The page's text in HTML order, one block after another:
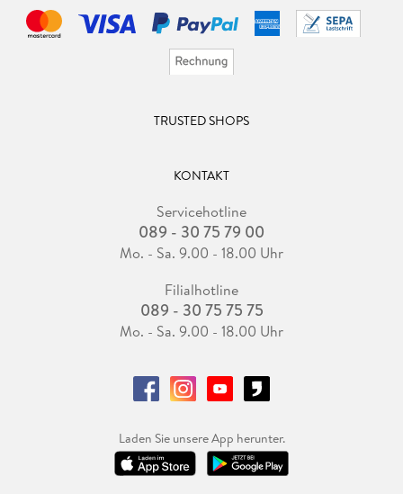
TRUSTED SHOPS
KONTAKT
Servicehotline
089 - 30 75 79 00
Mo. - Sa. 9.00 - 18.00 Uhr
Filialhotline
089 - 30 75 75 75
Mo. - Sa. 9.00 - 18.00 Uhr
Laden Sie unsere App herunter.